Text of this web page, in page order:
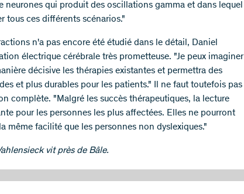
neurones qui produit des oscillations gamma et dans lequel
tous ces différents scénarios."
n'a pas encore été étudié dans le détail, Daniel
électrique cérébrale très prometteuse. "Je peux imaginer
décisive les thérapies existantes et permettra des
et plus durables pour les patients." Il ne faut toutefois pas
complète. "Malgré les succès thérapeutiques, la lecture
pour les personnes les plus affectées. Elles ne pourront
même facilité que les personnes non dyslexiques."
vit près de Bâle.